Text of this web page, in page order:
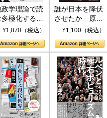
政学理論で読
多極化する世
トランプと
¥1,870（税込）
誰が日本を降伏
させたか 原爆
投下、ソ連参
(PHP新書)
¥1,100（税込）